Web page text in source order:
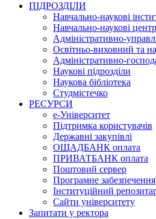
ПІДРОЗДІЛИ
Навчально-наукові
Навчально-наукові
Адміністративно-
Освітньо-виховний та
Адміністративно-
Наукові підрозділи
Наукова бібліотека
Студмістечко
РЕСУРСИ
е-Університет
Підтримка користувачів
Державні закупівлі
ОЩАДБАНК оплата
ПРИВАТБАНК оплата
Поштовий сервер
Програмне забезпечення
Інституційний
Сайти університету
Запитати у ректора